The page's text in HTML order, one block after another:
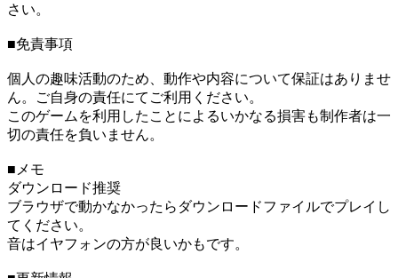
さい。
■免責事項
個人の趣味活動のため、動作や内容について保証はありませ
ん。ご自身の責任にてご利用ください。
このゲームを利用したことによるいかなる損害も制作者は一
切の責任を負いません。
■メモ
ダウンロード推奨
ブラウザで動かなかったらダウンロードファイルでプレイし
てください。
音はイヤフォンの方が良いかもです。